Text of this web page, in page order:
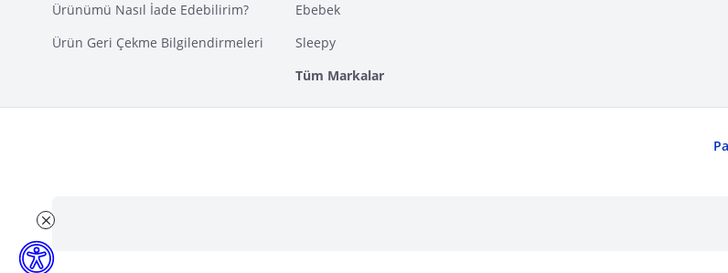
Ürünümü Nasıl İade Edebilirim?
Ürün Geri Çekme Bilgilendirmeleri
Ebebek
Sleepy
Tüm Markalar